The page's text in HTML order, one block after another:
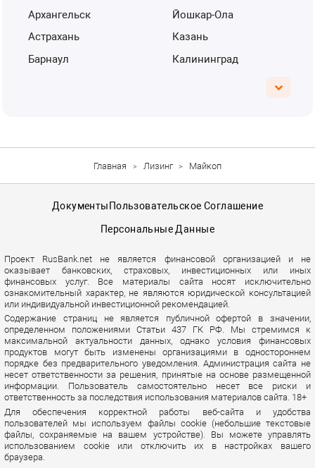
Архангельск
Астрахань
Барнаул
Йошкар-Ола
Казань
Калининград
Главная Лизинг Майкоп
ДокументыПользовательское Соглашение
Персональные Данные
Проект RusBank.net не является финансовой организацией и не
оказывает банковских, страховых, инвестиционных или иных
финансовых услуг. Все материалы сайта носят исключительно
ознакомительный характер, не являются юридической консультацией
или индивидуальной инвестиционной рекомендацией.
Содержание страниц не является публичной офертой в значении,
определенном положениями Статьи 437 ГК РФ. Мы стремимся к
максимальной актуальности данных, однако условия финансовых
продуктов могут быть изменены организациями в одностороннем
порядке без предварительного уведомления. Администрация сайта не
несет ответственности за решения, принятые на основе размещенной
информации. Пользователь самостоятельно несет все риски и
ответственность за последствия использования материалов сайта. 18+
Для обеспечения корректной работы веб-сайта и удобства
пользователей мы используем файлы cookie (небольшие текстовые
файлы, сохраняемые на вашем устройстве). Вы можете управлять
использованием cookie или отключить их в настройках вашего
браузера.